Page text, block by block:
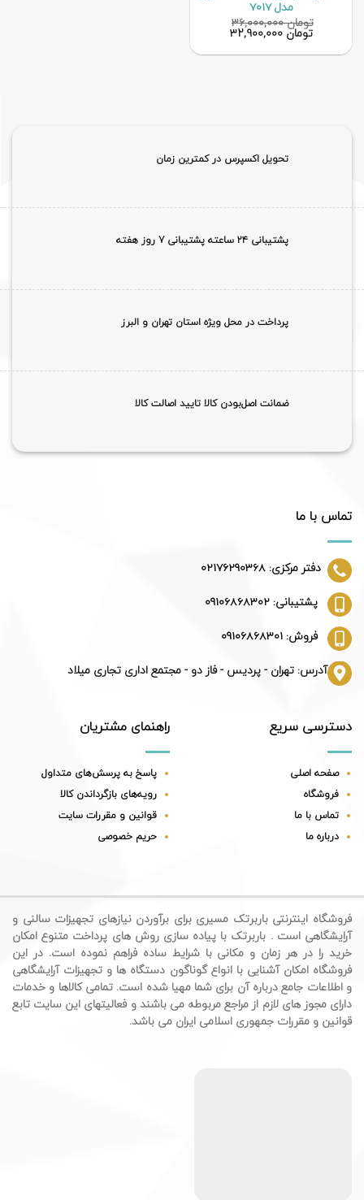
مدل 7017
تومان۳۶,۰۰۰,۰۰۰
قیمت
اصلی
تومان ۳۶,۰۰۰,۰۰۰
تومان ۳۲,۹۰۰,۰۰۰ قیمت
تومان ۳۲,۹۰۰,۰۰۰
تحویل اکسپرس در کمترین زمان
پشتیبانی ۲۴ ساعته پشتیبانی 7 روز هفته
پرداخت در محل ویژه استان تهران و البرز
ضمانت اصل‌بودن کالا تایید اصالت کالا
تماس با ما
دفتر مرکزی: 02176290368
پشتیبانی: 09106868302
فروش: 09106868301
آدرس: تهران - پردیس - فاز دو - مجتمع اداری تجاری میلاد
دسترسی سریع
صفحه اصلی
فروشگاه
تماس با ما
درباره ما
راهنمای مشتریان
پاسخ به پرسش‌های متداول
رویه‌های بازگرداندن کالا
قوانین و مقررات سایت
حریم خصوصی
فروشگاه اینترنتی باربرتک مسیری برای برآوردن نیازهای تجهیزات سالنی و
آرایشگاهی است . باربرتک با پیاده سازی روش های پرداخت متنوع امکان
خرید را در هر زمان و مکانی با شرایط ساده فراهم نموده است. در این
فروشگاه امکان آشنایی با انواع گوناگون دستگاه ها و تجهیزات آرایشگاهی
و اطلاعات جامع درباره آن برای شما مهیا شده است. تمامی کالاها و خدمات
دارای مجوز های لازم از مراجع مربوطه می باشند و فعالیتهای این سایت تابع
قوانین و مقررات جمهوری اسلامی ایران می باشد.